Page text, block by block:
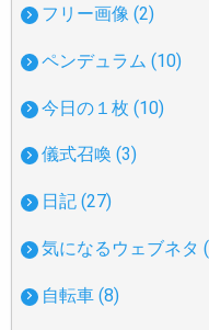
フリー画像 (2)
ペンデュラム (10)
今日の１枚 (10)
儀式召喚 (3)
日記 (27)
気になるウェブネタ
自転車 (8)